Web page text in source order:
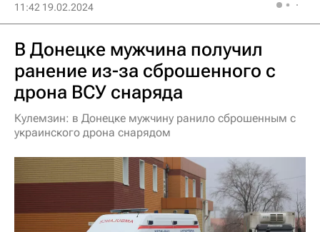
11:42 19.02.2024
В Донецке мужчина получил
ранение из-за сброшенного с
дрона ВСУ снаряда
Кулемзин: в Донецке мужчину ранило сброшенным с
украинского дрона снарядом